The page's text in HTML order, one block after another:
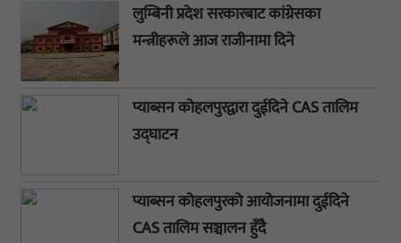
लुम्बिनी प्रदेश सरकारबाट कांग्रेसका
मन्त्रीहरूले आज राजीनामा दिने
प्याब्सन कोहलपुरद्वारा दुईदिने CAS तालिम
उद्घाटन
प्याब्सन कोहलपुरको आयोजनामा दुईदिने
CAS तालिम सञ्चालन हुँदै